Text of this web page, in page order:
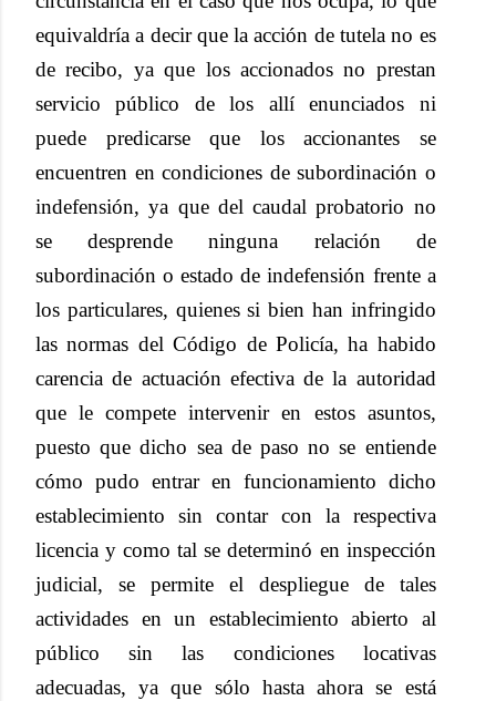
equivaldría a decir que la acción de tutela no es
de recibo, ya que los accionados no prestan
servicio público de los allí enunciados ni
puede predicarse que los accionantes se
encuentren en condiciones de subordinación o
indefensión, ya que del caudal probatorio no
se desprende ninguna relación de
subordinación o estado de indefensión frente a
los particulares, quienes si bien han infringido
las normas del Código de Policía, ha habido
carencia de actuación efectiva de la autoridad
que le compete intervenir en estos asuntos,
puesto que dicho sea de paso no se entiende
cómo pudo entrar en funcionamiento dicho
establecimiento sin contar con la respectiva
licencia y como tal se determinó en inspección
judicial, se permite el despliegue de tales
actividades en un establecimiento abierto al
público sin las condiciones locativas
adecuadas, ya que sólo hasta ahora se está